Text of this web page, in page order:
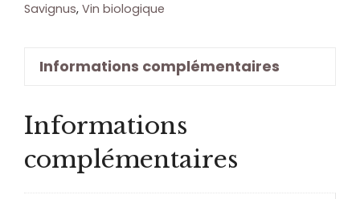
IGP
Savignus, Vin biologique
Informations complémentaires
Informations
complémentaires